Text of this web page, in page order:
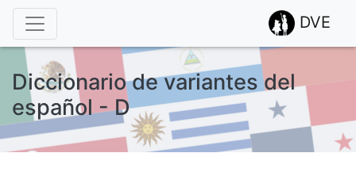
DVE
Diccionario de variantes del
español - D